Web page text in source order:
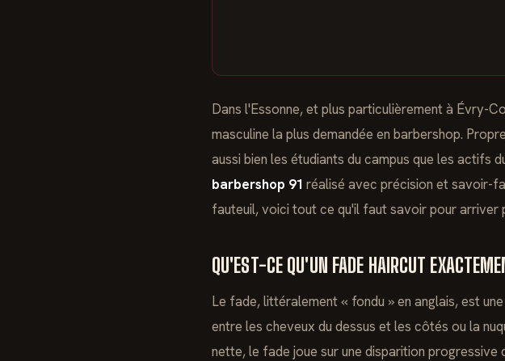
Dans l'Essonne, et plus particulièrement à Évry-
masculine la plus demandée en barbershop.
aussi bien les étudiants du campus que les actifs
barbershop 91 réalisé avec précision et savoir-
fauteuil, voici tout ce qu'il faut savoir pour
QU'EST-CE QU'UN FADE HAIRCUT
Le fade, littéralement « fondu » en anglais, est
entre les cheveux du dessus et les côtés ou la
nette, le fade joue sur une disparition